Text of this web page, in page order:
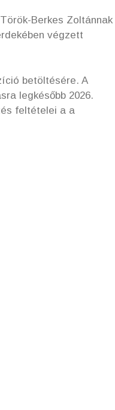
Berkes Zoltánnak
végzett
betöltésére. A
legkésőbb 2026.
feltételei a a